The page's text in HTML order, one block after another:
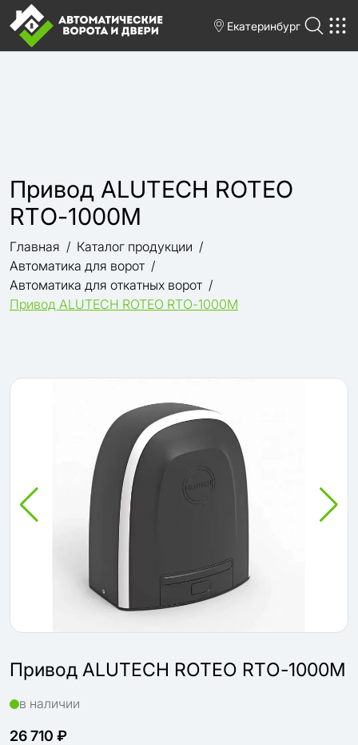
Екатеринбург
Привод ALUTECH ROTEO
RTО-1000M
Главная
Каталог продукции
Автоматика для ворот
Автоматика для откатных ворот
Привод ALUTECH ROTEO RTО-1000M
Привод ALUTECH ROTEO RTО-1000M
в наличии
26 710 ₽